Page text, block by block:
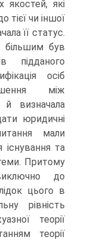
якостей, які
тієї чи іншої
її статус.
був
підданого
осіб
між
й визначала
юридичні
мали
та
Притому
до
цього в
рівність
теорії
теорії